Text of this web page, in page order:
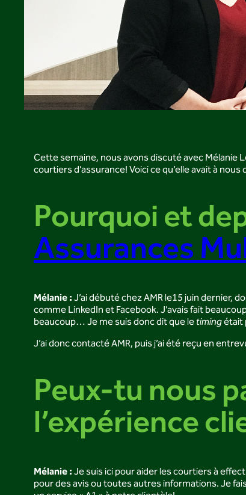
Cette semaine, nous avons discuté avec Mélanie
courtiers d’assurance! Voici ce qu’elle avait à nous
Pourquoi et
Assurances
Mélanie :J’ai débuté chez AMR le15 juin dernier,
comme LinkedIn et Facebook. J’avais fait
beaucoup… Je me suis donc dit que letimingétait
J’ai donc contacté AMR, puis j’ai été reçu en
Peux-tu nous
l’expérience
Mélanie :Je suis ici pour aider les courtiers à
pour des avis ou toutes autres informations. Je